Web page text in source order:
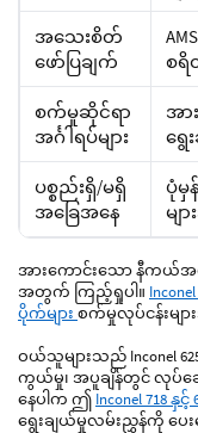
အသေးစိတ်
ဖော်ပြချက်
စရိ
စက်မှုဆိုင်ရာ
အင်္ဂါရပ်များ
အာ
ရွေ
ပစ္စည်းရှိ/မရှိ
အခြေအနေ
ပုံမှ
မျ
အားကောင်းသော နီကယ်အ
အတွက် ကြည့်ရှုပါ။
ပိုက်များ စက်မှုလုပ်ငန်းမ
ဝယ်သူများသည် Inconel
ကွယ်မှု၊ အပူချိန်တွင် လုပ်ဆေ
နေပါက ဤ Inconel 718 နှ
ရွေးချယ်မှုလမ်းညွှန်ကို ပေ